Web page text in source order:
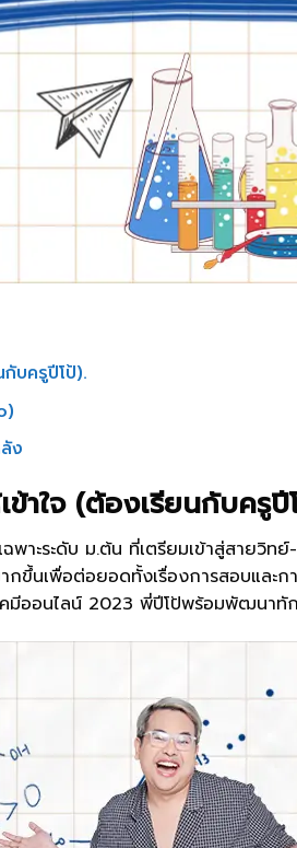
กับครูปีโป้).
ง
ข้าใจ (ต้องเรียนกับครูปี
พาะระดับ ม.ต้น ที่เตรียมเข้าสู่สาย
กขึ้นเพื่อต่อยอดทั้งเรื่องการสอบและ
คมีออนไลน์ 2023 พี่ปีโป้พร้อมพัฒนา